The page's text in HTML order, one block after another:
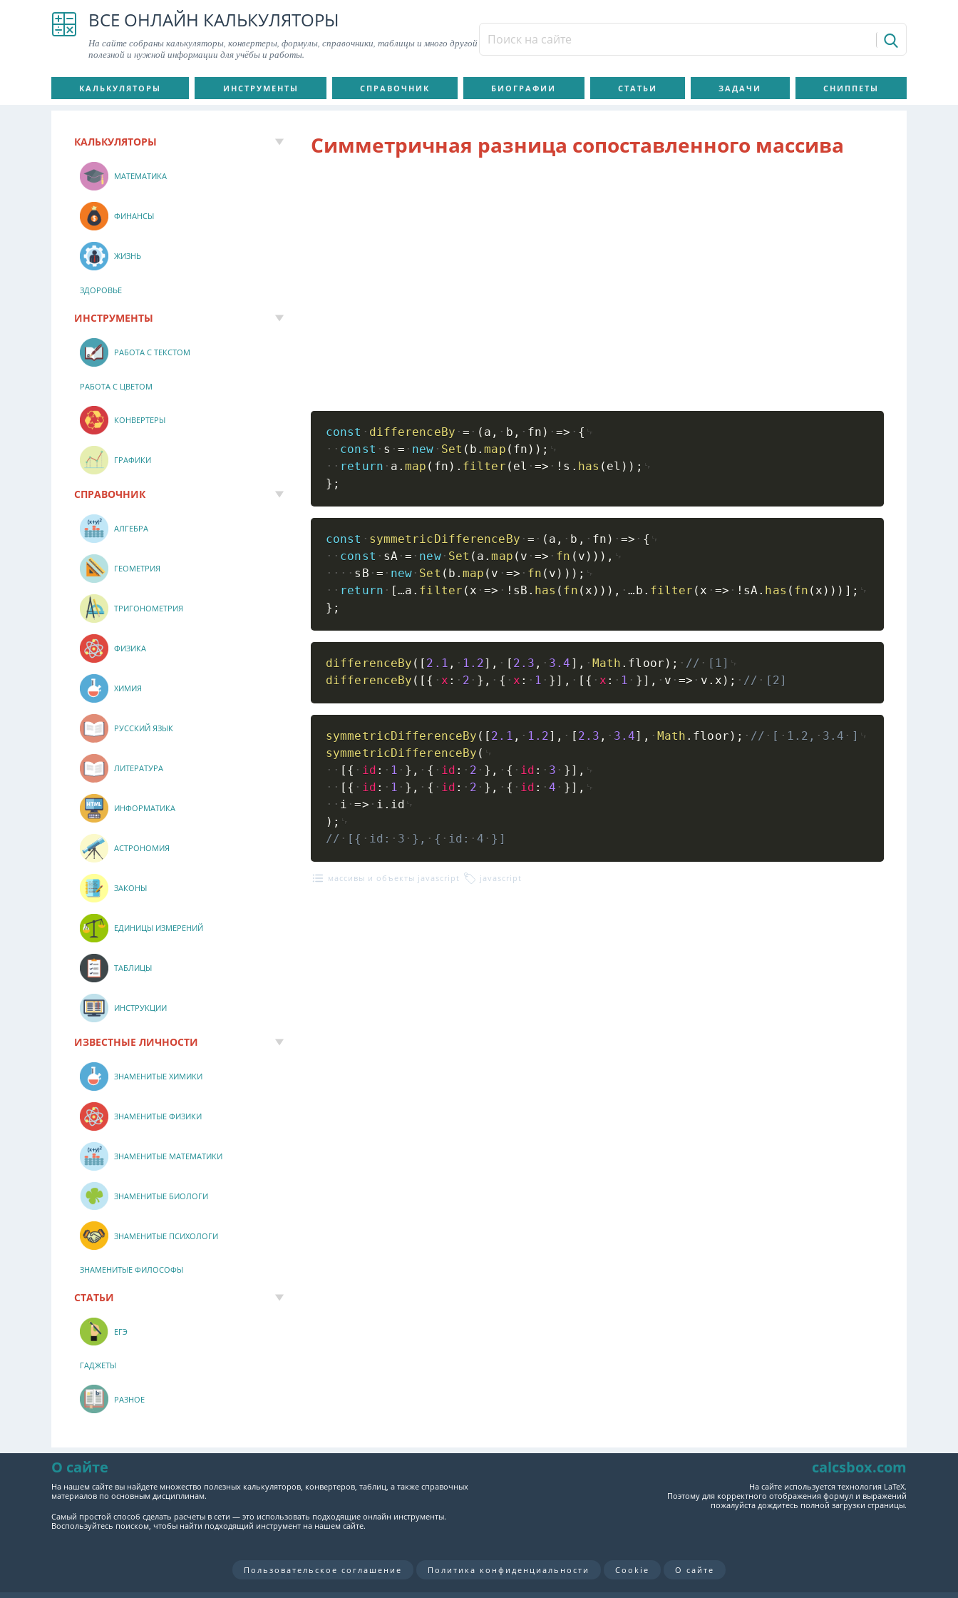
ВСЕ ОНЛАЙН КАЛЬКУЛЯТОРЫ
На сайте собраны калькуляторы, конвертеры, формулы, справочники, таблицы и много другой
полезной и нужной информации для учёбы и работы.
КАЛЬКУЛЯТОРЫ ИНСТРУМЕНТЫ СПРАВОЧНИК БИОГРАФИИ СТАТЬИ ЗАДАЧИ СНИППЕТЫ
Симметричная разница сопоставленного массива
const differenceBy = ( a , b , fn ) =>
{
const
s = new Set ( b .map ( fn ) ) ;
return
a .map ( fn ) . filter ( el => ! s . has ( el ) ) ;
} ;
const symmetricDifferenceBy = ( a , b , fn ) =>
{
const
sA = new Set ( a .map ( v => fn ( v ) ) ) ,
sB = new Set ( b .map ( v => fn ( v ) ) ) ;
return
[…a . filter ( x => ! sB . has ( fn ( x ) ) ) , …b . filter ( x => ! sA . has ( fn ( x ) ) ) ] ;
} ;
differenceBy ( [ 2.1 , 1.2] , [ 2.3 , 3.4 ] , Math . floor ) ; //
[1]
differenceBy ( [ { x : 2 } , { x : 1 } ] , [ { x : 1 } ] , v => v . x ) ; // [2]
symmetricDifferenceBy ( [ 2.1 , 1.2] , [ 2.3 , 3.4] , Math . floor ) ; // [ 1.2, 3.4
]
symmetricDifferenceBy (
[ { id : 1 } , { id : 2 } , { id : 3 } ] ,
[ { id : 1 } , { id : 2 } , { id : 4 } ] ,
i
=> i . id
) ;
//
[{ id: 3 }, { id: 4 }]
массивы и объекты javascript javascript
КАЛЬКУЛЯТОРЫ
МАТЕМАТИКА
ФИНАНСЫ
ЖИЗНЬ
ЗДОРОВЬЕ
ИНСТРУМЕНТЫ
РАБОТА С ТЕКСТОМ
РАБОТА С ЦВЕТОМ
КОНВЕРТЕРЫ
ГРАФИКИ
СПРАВОЧНИК
АЛГЕБРА
ГЕОМЕТРИЯ
ТРИГОНОМЕТРИЯ
ФИЗИКА
ХИМИЯ
РУССКИЙ ЯЗЫК
ЛИТЕРАТУРА
ИНФОРМАТИКА
АСТРОНОМИЯ
ЗАКОНЫ
ЕДИНИЦЫ ИЗМЕРЕНИЙ
ТАБЛИЦЫ
ИНСТРУКЦИИ
ИЗВЕСТНЫЕ ЛИЧНОСТИ
ЗНАМЕНИТЫЕ ХИМИКИ
ЗНАМЕНИТЫЕ ФИЗИКИ
ЗНАМЕНИТЫЕ МАТЕМАТИКИ
ЗНАМЕНИТЫЕ БИОЛОГИ
ЗНАМЕНИТЫЕ ПСИХОЛОГИ
ЗНАМЕНИТЫЕ ФИЛОСОФЫ
СТАТЬИ
ЕГЭ
ГАДЖЕТЫ
РАЗНОЕ
О сайте
На нашем сайте вы найдете множество полезных калькуляторов, конвертеров, таблиц, а также справочных
материалов по основным дисциплинам.
Самый простой способ сделать расчеты в сети — это использовать подходящие онлайн инструменты.
Воспользуйтесь поиском, чтобы найти подходящий инструмент на нашем сайте.
calcsbox.com
На сайте используется технология LaTeX.
Поэтому для корректного отображения формул и выражений
пожалуйста дождитесь полной загрузки страницы.
Пользовательское соглашение Политика конфиденциальности Cookie О сайте